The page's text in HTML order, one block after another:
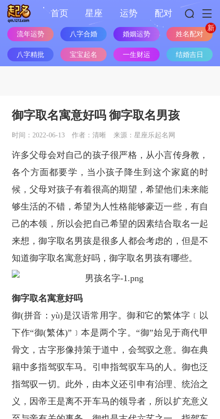
首页 星座 运势 配对
流年运势 八字合婚 婚姻运势 姓名配对
八字精批 宝宝起名 一生财运 结婚吉日
御字取名寓意好吗 御字取名男孩
时间：2022-06-13 作者：清晰 来源：星座乐起名网
许多父母会对自己的孩子很严格，从小言传身教，
各个方面都要学，当小孩子降生到这个家庭的时
候，父母对孩子有着很高的期望，希望他们未来能
够生活的不错，希望为人性格能够豪迈一些，有自
己的本领，所以会把自己希望的因素结合取名一起
来想，御字取名男孩是很多人都会考虑的，但是不
知道御字取名寓意好吗，御字取名男孩有哪些。
御字取名寓意好吗
御(拼音：yù)是汉语常用字。御和它的繁体字﹝以
下作“御(繁体)”﹞本是两个字。“御”始见于商代甲
骨文，古字形像持策于道中，会驾驭之意。御在典
籍中多指驾驭车马。引申指驾驭车马的人。御也泛
指驾驭一切。此外，由本义还引申有治理、统治之
义，因帝王是离不开车马的领导者，所以扩充意义